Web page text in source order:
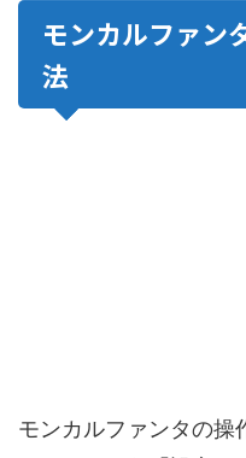
モンカルファン
法
モンカルファンタの操